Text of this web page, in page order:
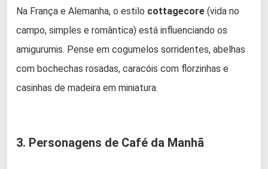
Na França e Alemanha, o estilo cottagecore (vida no
campo, simples e romântica) está influenciando os
amigurumis. Pense em cogumelos sorridentes, abelhas
com bochechas rosadas, caracóis com florzinhas e
casinhas de madeira em miniatura.
3. Personagens de Café da Manhã